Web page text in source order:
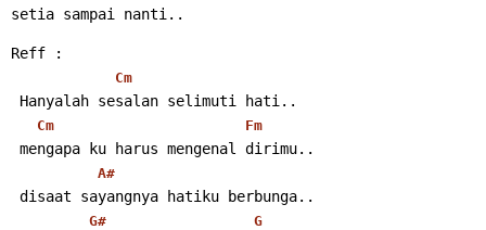
setia sampai nanti..
Reff :
Cm
Hanyalah sesalan selimuti hati..
Cm Fm
mengapa ku harus mengenal dirimu..
A#
disaat sayangnya hatiku berbunga..
G# G